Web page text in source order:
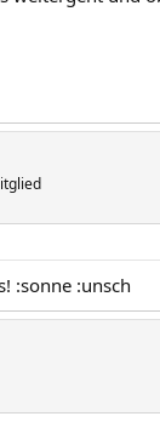
:sonne :unsch